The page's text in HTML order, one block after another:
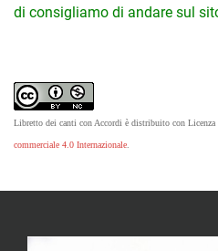
di consigliamo di andare sul
Libretto dei canti con Accordi è distribuito con Licenza
commerciale 4.0 Internazionale